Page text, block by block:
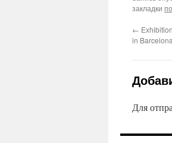
закладки
←
in
Для